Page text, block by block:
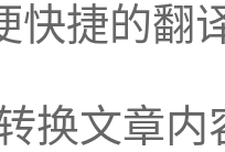
快捷的翻
换文章内